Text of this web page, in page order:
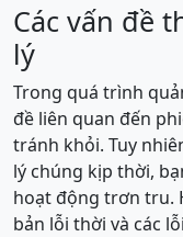
Các vấn đề
lý
Trong quá trình
đề liên quan đến
tránh khỏi. Tuy
lý chúng kịp thời,
hoạt động trơn tru.
bản lỗi thời và các